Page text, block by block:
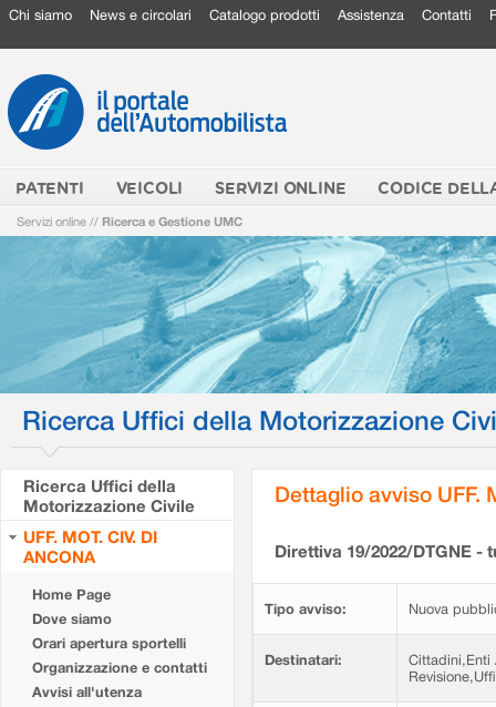
Chi siamo News e circolari Catalogo prodotti Assistenza Contatti
PATENTI VEICOLI SERVIZI ONLINE CODICE
Servizi online // Ricerca e Gestione UMC
Ricerca Uffici della Motorizzazione
Ricerca Uffici della
Motorizzazione Civile
UFF. MOT. CIV. DI
ANCONA
Home Page
Dove siamo
Orari apertura sportelli
Organizzazione e contatti
Avvisi all'utenza
Dettaglio avviso UFF.
Direttiva 19/2022/DTGNE
Tipo avviso: Nuova
Destinatari:
Cittadini,Enti